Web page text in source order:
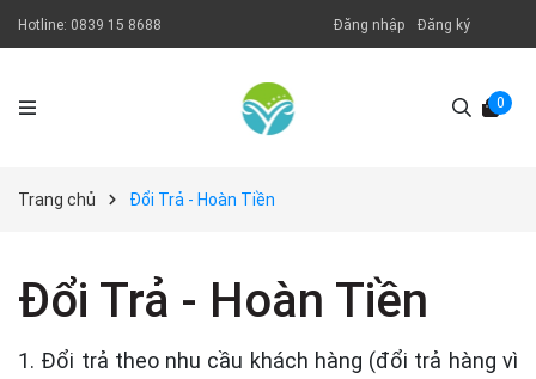
Hotline: 0839 15 8688 Đăng nhập Đăng ký
0
Trang chủ Đổi Trả - Hoàn Tiền
Đổi Trả - Hoàn Tiền
1. Đổi trả theo nhu cầu khách hàng (đổi trả hàng vì